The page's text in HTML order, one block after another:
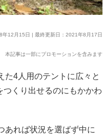
年12月15日 | 最終更新日：2021年8月17日
本記事は一部にプロモーションを含みます
た4人用のテントに広々と
つくり出せるのにもかかわ
あれば状況を選ばず中に